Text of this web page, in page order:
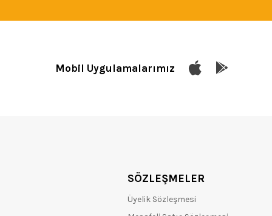
Mobil Uygulamalarımız
SÖZLEŞMELER
Üyelik Sözleşmesi